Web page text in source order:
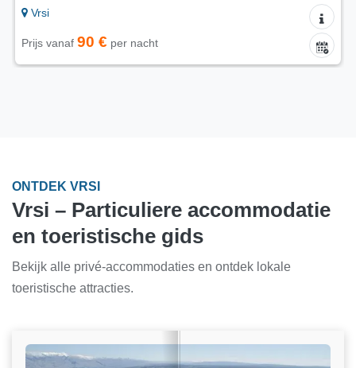
Vrsi
Prijs vanaf 90 € per nacht
ONTDEK VRSI
Vrsi – Particuliere accommodatie
en toeristische gids
Bekijk alle privé-accommodaties en ontdek lokale
toeristische attracties.